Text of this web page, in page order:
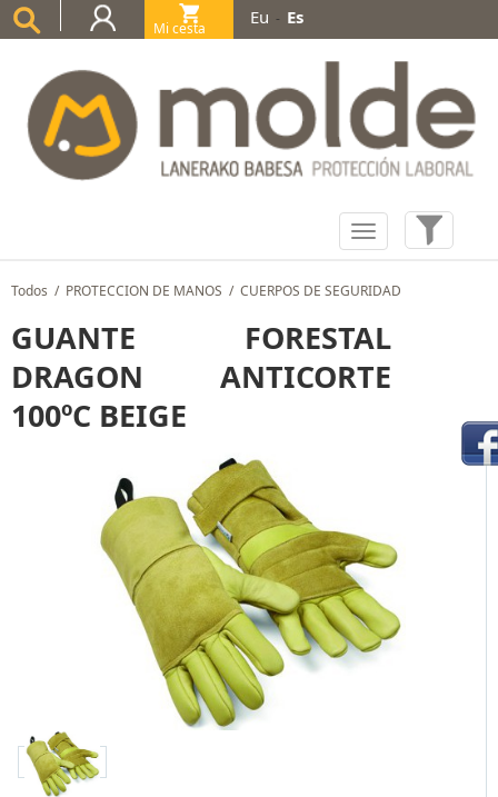
Mi cesta
(0)
Eu - Es
Todos / PROTECCION DE MANOS / CUERPOS DE SEGURIDAD
GUANTE FORESTAL
DRAGON ANTICORTE
100ºC BEIGE